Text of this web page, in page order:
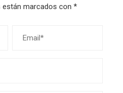
marcados con *